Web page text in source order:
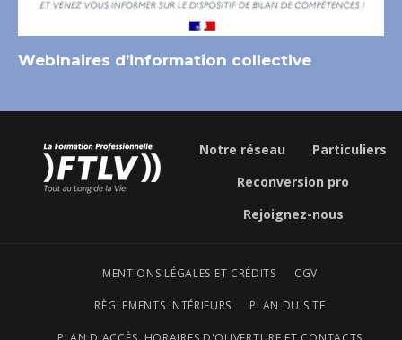
Webinaires d’information collective
Notre réseau
Particuliers
Reconversion pro
Rejoignez-nous
MENTIONS LÉGALES ET CRÉDITS CGV
RÈGLEMENTS INTÉRIEURS PLAN DU SITE